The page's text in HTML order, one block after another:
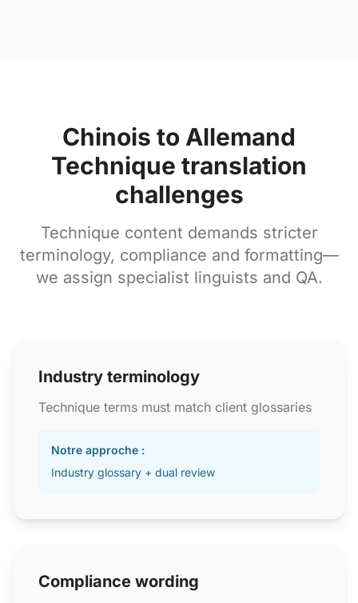
Chinois to Allemand
Technique translation
challenges
Technique content demands stricter
terminology, compliance and formatting—
we assign specialist linguists and QA.
Industry terminology
Technique terms must match client glossaries
Notre approche :
Industry glossary + dual review
Compliance wording